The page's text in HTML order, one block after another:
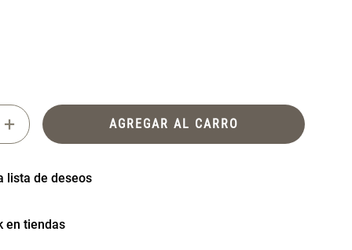
+ AGREGAR AL CARRO
en tiendas